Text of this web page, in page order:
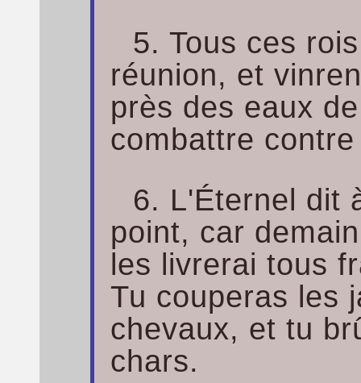
5. Tous ces
réunion, et
près des eaux
combattre
6. L'Éternel dit
point, car
les livrerai tous
Tu couperas les
chevaux, et tu
chars.